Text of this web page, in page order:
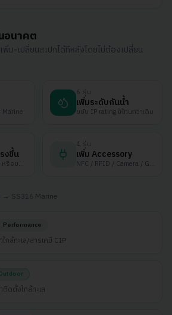
อนาคต
ม-เปลี่ยนสเปกได้ทีหลังโดยไม่ต้องเปลี่ยน
6 รุ่น
เพิ่มระดับกันน้ำ
ขยับ IP rating ให้ทนกว่าเดิม
งขึ้น
RAM / SSD / CPU หรือขยับรุ่น
4 รุ่น
เพิ่ม Accessory
NFC / RFID / Camera / GPIO
→ SS316 Marine
Performance
กล้ทะเล/สารเคมี CIP
ดตั้งใกล้ทะเล